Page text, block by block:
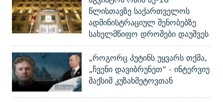
წლისთავზე საქართველოს
ადმინისტრაციულ შენობებზე
სახელმწიფო დროშები დაუშვეს
„როგორც პუტინს უყვარს თქმა,
„ჩვენი დავიბრუნეთ“ - ინტერვიუ
მაქსიმ კუზახმეტოვთან